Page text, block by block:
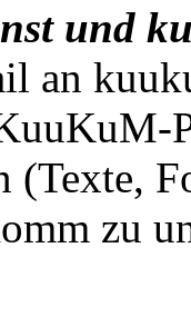
und
an
zu